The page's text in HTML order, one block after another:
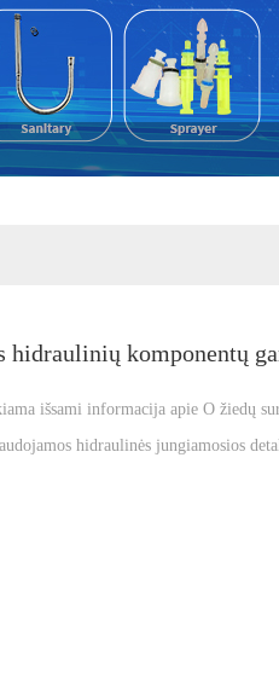
išsami informacija apie O žiedų
hidraulinės jungiamosios